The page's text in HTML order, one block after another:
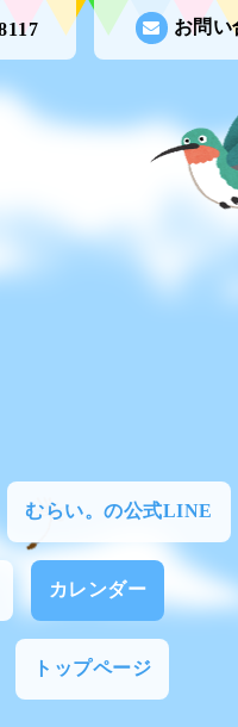
お問い
むらい。の公式LINE
カレンダー
トップページ